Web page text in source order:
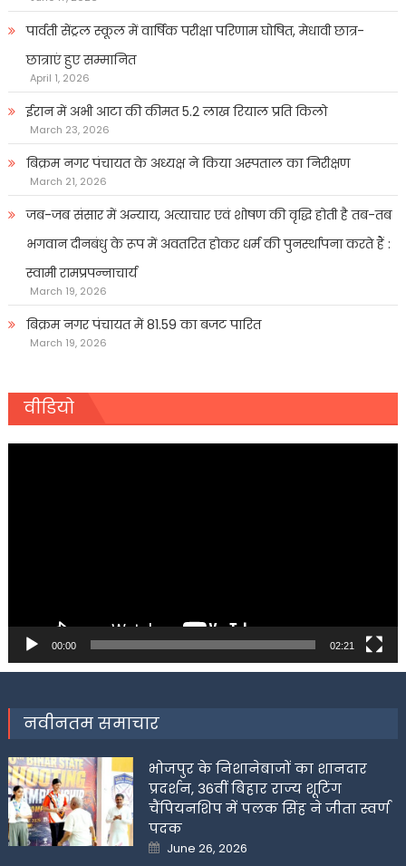
पार्वती सेंट्रल स्कूल में वार्षिक परीक्षा परिणाम घोषित, मेधावी छात्र-
छात्राएं हुए सम्मानित
April 1, 2026
ईरान में अभी आटा की कीमत 5.2 लाख रियाल प्रति किलो
March 23, 2026
बिक्रम नगर पंचायत के अध्यक्ष ने किया अस्पताल का निरीक्षण
March 21, 2026
जब-जब संसार में अन्याय, अत्याचार एवं शोषण की वृद्धि होती है तब-तब
भगवान दीनबंधु के रूप में अवतरित होकर धर्म की पुनर्स्थापना करते हैं :
स्वामी रामप्रपन्नाचार्य
March 19, 2026
बिक्रम नगर पंचायत में 81.59 का बजट पारित
March 19, 2026
वीडियो
00:00 02:21
नवीनतम समाचार
भोजपुर के निशानेबाजों का शानदार
प्रदर्शन, 36वीं बिहार राज्य शूटिंग
चैंपियनशिप में पलक सिंह ने जीता स्वर्ण
पदक
Posted
on
June 26, 2026